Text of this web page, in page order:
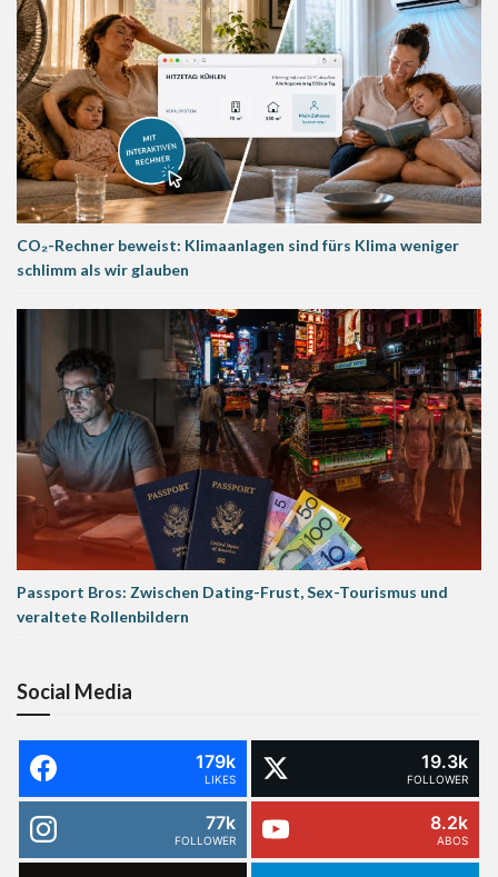
CO₂-Rechner beweist: Klimaanlagen sind fürs Klima weniger
schlimm als wir glauben
Passport Bros: Zwischen Dating-Frust, Sex-Tourismus und
veraltete Rollenbildern
Social Media
179k
LIKES
19.3k
FOLLOWER
77k
FOLLOWER
8.2k
ABOS